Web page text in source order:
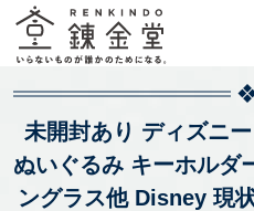
未開封あり ディズニ
ぬいぐるみ キーホルダ
ングラス他 Disney 現